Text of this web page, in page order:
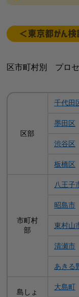
＜東京都がん
区市町村別 プロセ
区部
千代田
墨田区
渋谷区
板橋区
市町村
部
八王子
昭島市
東村山
清瀬市
あきる
島しょ
大島町